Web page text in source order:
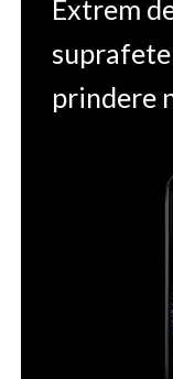
Extrem
prindere